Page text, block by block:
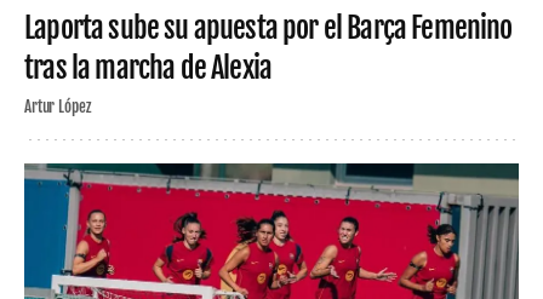
Laporta sube su apuesta por el Barça Femenino
tras la marcha de Alexia
Artur López